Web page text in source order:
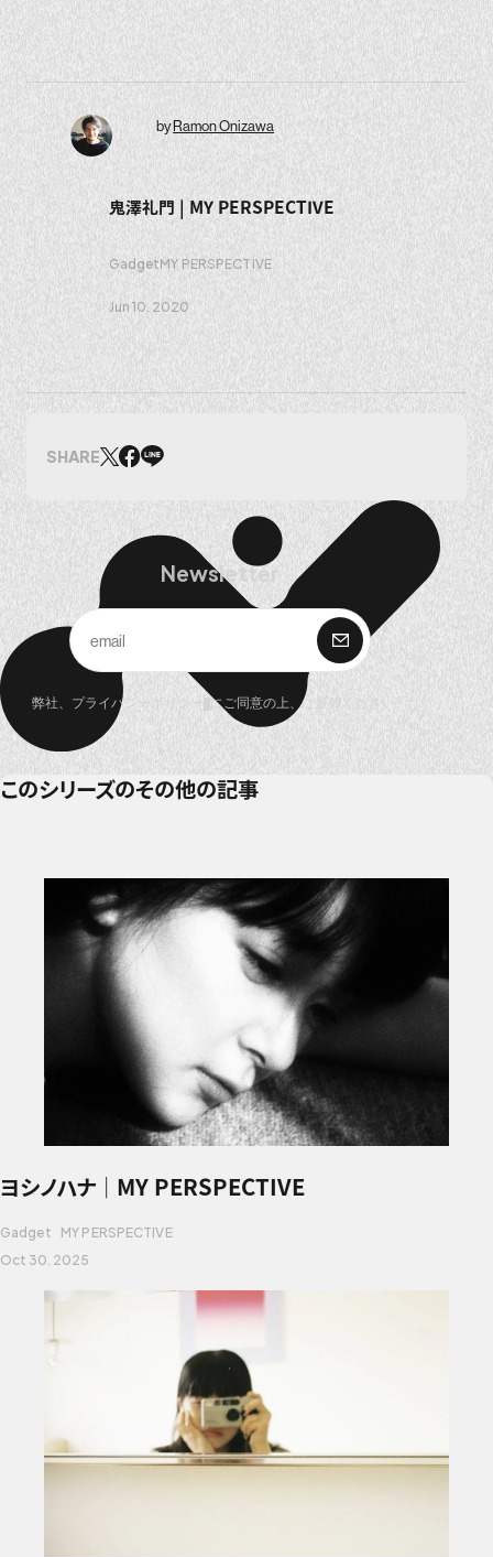
by Ramon Onizawa
鬼澤礼門 | MY PERSPECTIVE
GadgetMY PERSPECTIVE
Jun 10. 2020
SHARE
Newsletter
購 読
弊社、 プライバシーポリシー にご同意の上、ご登録ください。
このシリーズのその他の記事
ヨシノハナ｜MY PERSPECTIVE
Gadget
MY PERSPECTIVE
Oct 30. 2025